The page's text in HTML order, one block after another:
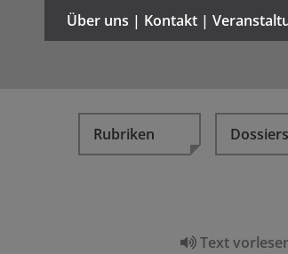
Über uns | Kontakt |
Rubriken Dossiers
Text